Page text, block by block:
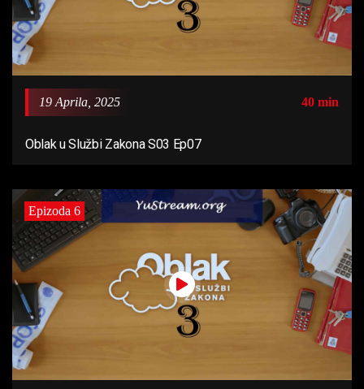
19 Aprila, 2025 40 min
Oblak u Službi Zakona S03 Ep07
Epizoda 6